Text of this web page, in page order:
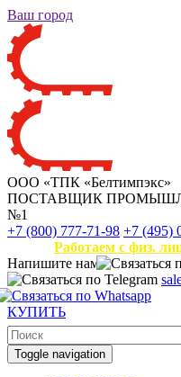
Ваш город
ООО «ТПК «Белтимпэкс»
ПОСТАВЩИК
№1
+7 (800) 777-71-98 +7 (495)
Работаем с физ.
Напишите нам
КУПИТЬ
Toggle navigation